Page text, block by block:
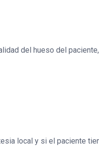
del hueso del
local y si el paciente